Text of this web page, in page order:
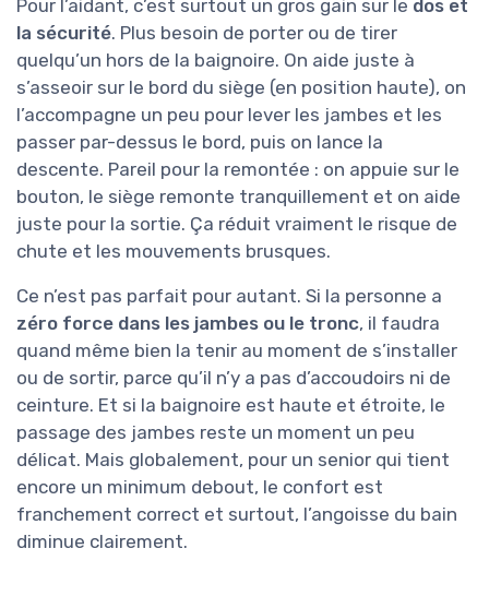
Pour l’aidant, c’est surtout un gros gain sur le dos et
la sécurité. Plus besoin de porter ou de tirer
quelqu’un hors de la baignoire. On aide juste à
s’asseoir sur le bord du siège (en position haute), on
l’accompagne un peu pour lever les jambes et les
passer par-dessus le bord, puis on lance la
descente. Pareil pour la remontée : on appuie sur le
bouton, le siège remonte tranquillement et on aide
juste pour la sortie. Ça réduit vraiment le risque de
chute et les mouvements brusques.
Ce n’est pas parfait pour autant. Si la personne a
zéro force dans les jambes ou le tronc, il faudra
quand même bien la tenir au moment de s’installer
ou de sortir, parce qu’il n’y a pas d’accoudoirs ni de
ceinture. Et si la baignoire est haute et étroite, le
passage des jambes reste un moment un peu
délicat. Mais globalement, pour un senior qui tient
encore un minimum debout, le confort est
franchement correct et surtout, l’angoisse du bain
diminue clairement.